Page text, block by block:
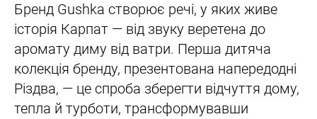
Бренд Gushka створює речі, у яких живе
історія Карпат — від звуку веретена до
аромату диму від ватри. Перша дитяча
колекція бренду, презентована напередодні
Різдва, — це спроба зберегти відчуття дому,
тепла й турботи, трансформувавши